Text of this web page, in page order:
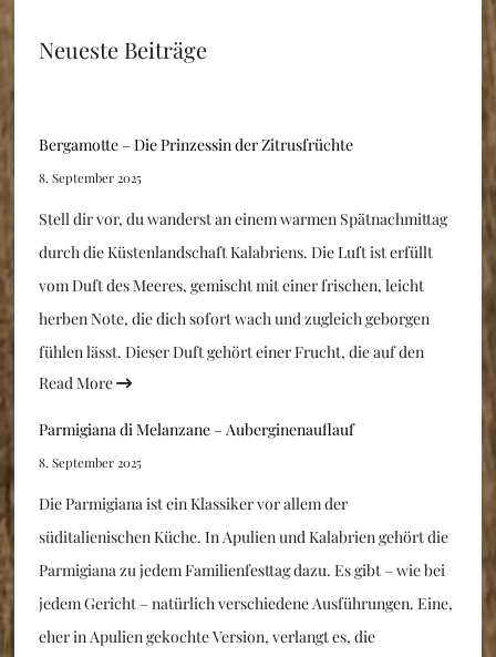
Neueste Beiträge
Bergamotte – Die Prinzessin der Zitrusfrüchte
8. September 2025
Stell dir vor, du wanderst an einem warmen Spätnachmittag
durch die Küstenlandschaft Kalabriens. Die Luft ist erfüllt
vom Duft des Meeres, gemischt mit einer frischen, leicht
herben Note, die dich sofort wach und zugleich geborgen
fühlen lässt. Dieser Duft gehört einer Frucht, die auf den
Read More
Parmigiana di Melanzane – Auberginenauflauf
8. September 2025
Die Parmigiana ist ein Klassiker vor allem der
süditalienischen Küche. In Apulien und Kalabrien gehört die
Parmigiana zu jedem Familienfesttag dazu. Es gibt – wie bei
jedem Gericht – natürlich verschiedene Ausführungen. Eine,
eher in Apulien gekochte Version, verlangt es, die